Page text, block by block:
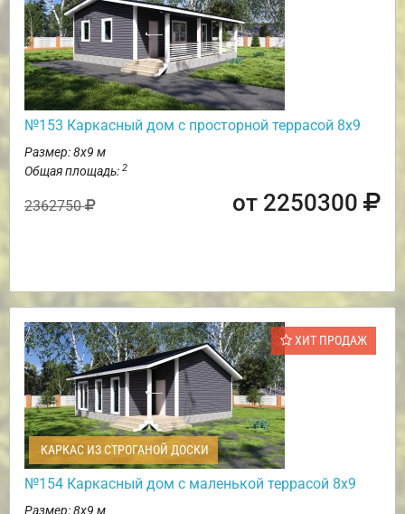
№153 Каркасный дом с просторной террасой 8х9
Размер: 8х9 м
Общая площадь: 2
2362750 от 2250300
ХИТ ПРОДАЖ
КАРКАС ИЗ СТРОГАНОЙ ДОСКИ
№154 Каркасный дом с маленькой террасой 8х9
Размер: 8х9 м